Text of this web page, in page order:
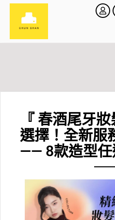
『 春酒尾牙
選擇！全新服
—— 8款造型任